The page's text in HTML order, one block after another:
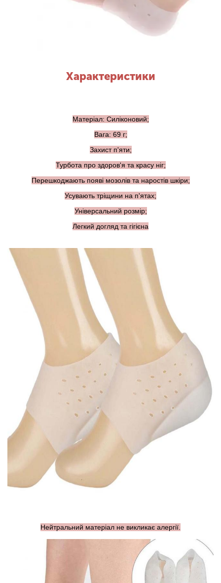
Характеристики
Матеріал: Силіконовий;
Вага: 69 г;
Захист п'яти;
Турбота про здоров'я та красу ніг;
Перешкоджають появі мозолів та наростів шкіри;
Усувають тріщини на п'ятах;
Універсальний розмір;
Легкий догляд та гігієна
Нейтральний матеріал не викликає алергії.